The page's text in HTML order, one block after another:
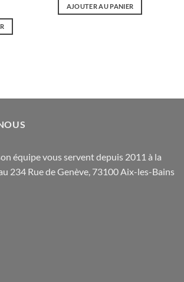
AJOUTER AU PANIER
équipe vous servent depuis 2011 à la
234 Rue de Genève, 73100 Aix-les-Bains